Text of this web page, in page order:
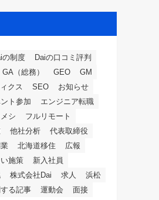
の制度
Daiの口コミ評判
GA（総務） GEO
GM
クス
SEO
お知らせ
ト参加
エンジニア転職
シ
フルリモート
他社分析
代表取締役
北海道移住
広報
施策
新入社員
株式会社Dai 求人
浜松
る記事 運動会 面接